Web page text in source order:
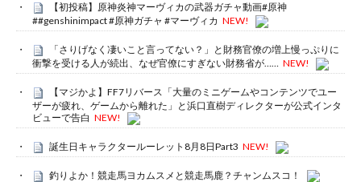
【初投稿】原神炎神マーヴィカの武器ガチャ動画#原神
##genshinimpact #原神ガチャ #マーヴィカ NEW!
「さりげなく凄いこと言ってない？」と財務官僚の増上慢っぷりに
衝撃を受ける人が続出、なぜ官僚にすぎない財務省が……
NEW!
【マジかよ】FF7リバース「大量のミニゲームやコンテンツでユー
ザーが疲れ、ゲームから離れた」と浜口直樹ディレクターが公式インタ
ビューで告白 NEW!
誕生日キャラクタールーレット8月8日Part3 NEW!
釣りよか！競走馬ヨカムスメと競走馬鹿？チャンムスコ！